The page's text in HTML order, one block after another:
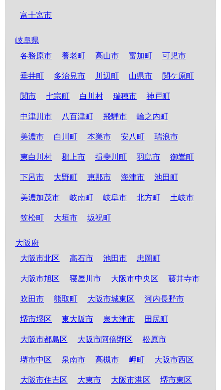
富士宮市
岐阜県
各務原市
養老町 高山市 富加町 可児市
垂井町 多治見市 川辺町 山県市 関ケ原町
関市 七宗町 白川村 瑞穂市 神戸町
中津川市 八百津町 飛騨市 輪之内町
美濃市 白川町 本巣市 安八町 瑞浪市
東白川村 郡上市 揖斐川町 羽島市 御嵩町
下呂市 大野町 恵那市 海津市 池田町
美濃加茂市 岐南町 岐阜市 北方町 土岐市
笠松町 大垣市 坂祝町
大阪府
大阪市北区
高石市 池田市 忠岡町
大阪市旭区 寝屋川市 大阪市中央区 藤井寺市
吹田市 熊取町 大阪市城東区 河内長野市
堺市堺区 東大阪市 泉大津市 田尻町
大阪市都島区 大阪市阿倍野区 松原市
堺市中区 泉南市 高槻市 岬町 大阪市西区
大阪市住吉区 大東市 大阪市港区 堺市東区